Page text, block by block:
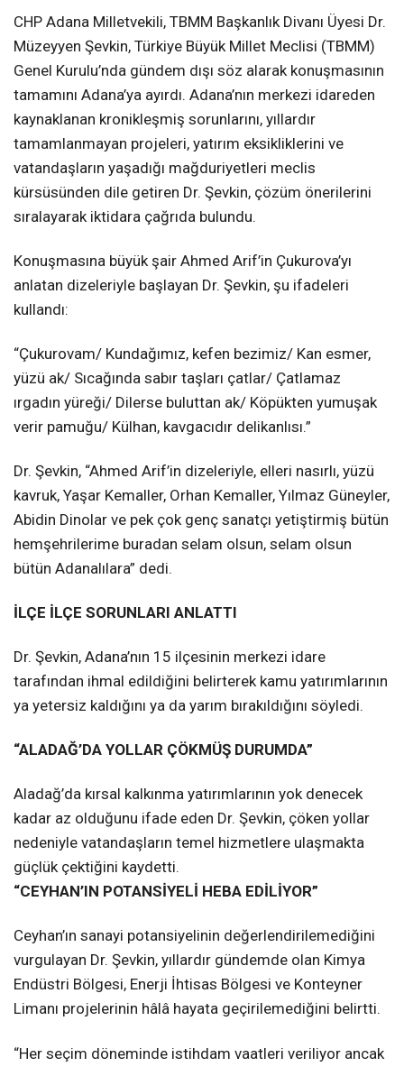
CHP Adana Milletvekili, TBMM Başkanlık Divanı Üyesi Dr.
Müzeyyen Şevkin, Türkiye Büyük Millet Meclisi (TBMM)
Genel Kurulu’nda gündem dışı söz alarak konuşmasının
tamamını Adana’ya ayırdı. Adana’nın merkezi idareden
kaynaklanan kronikleşmiş sorunlarını, yıllardır
tamamlanmayan projeleri, yatırım eksikliklerini ve
vatandaşların yaşadığı mağduriyetleri meclis
kürsüsünden dile getiren Dr. Şevkin, çözüm önerilerini
sıralayarak iktidara çağrıda bulundu.
Konuşmasına büyük şair Ahmed Arif’in Çukurova’yı
anlatan dizeleriyle başlayan Dr. Şevkin, şu ifadeleri
kullandı:
“Çukurovam/ Kundağımız, kefen bezimiz/ Kan esmer,
yüzü ak/ Sıcağında sabır taşları çatlar/ Çatlamaz
ırgadın yüreği/ Dilerse buluttan ak/ Köpükten yumuşak
verir pamuğu/ Külhan, kavgacıdır delikanlısı.”
Dr. Şevkin, “Ahmed Arif’in dizeleriyle, elleri nasırlı, yüzü
kavruk, Yaşar Kemaller, Orhan Kemaller, Yılmaz Güneyler,
Abidin Dinolar ve pek çok genç sanatçı yetiştirmiş bütün
hemşehrilerime buradan selam olsun, selam olsun
bütün Adanalılara” dedi.
İLÇE İLÇE SORUNLARI ANLATTI
Dr. Şevkin, Adana’nın 15 ilçesinin merkezi idare
tarafından ihmal edildiğini belirterek kamu yatırımlarının
ya yetersiz kaldığını ya da yarım bırakıldığını söyledi.
“ALADAĞ’DA YOLLAR ÇÖKMÜŞ DURUMDA”
Aladağ’da kırsal kalkınma yatırımlarının yok denecek
kadar az olduğunu ifade eden Dr. Şevkin, çöken yollar
nedeniyle vatandaşların temel hizmetlere ulaşmakta
güçlük çektiğini kaydetti.
“CEYHAN’IN POTANSİYELİ HEBA EDİLİYOR”
Ceyhan’ın sanayi potansiyelinin değerlendirilemediğini
vurgulayan Dr. Şevkin, yıllardır gündemde olan Kimya
Endüstri Bölgesi, Enerji İhtisas Bölgesi ve Konteyner
Limanı projelerinin hâlâ hayata geçirilemediğini belirtti.
“Her seçim döneminde istihdam vaatleri veriliyor ancak